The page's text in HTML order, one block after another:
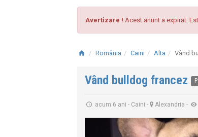
Avertizare ! Acest anunt a expirat.
România Caini Alta Vând
Vând bulldog francez
acum 6 ani - Caini - Alexandria -